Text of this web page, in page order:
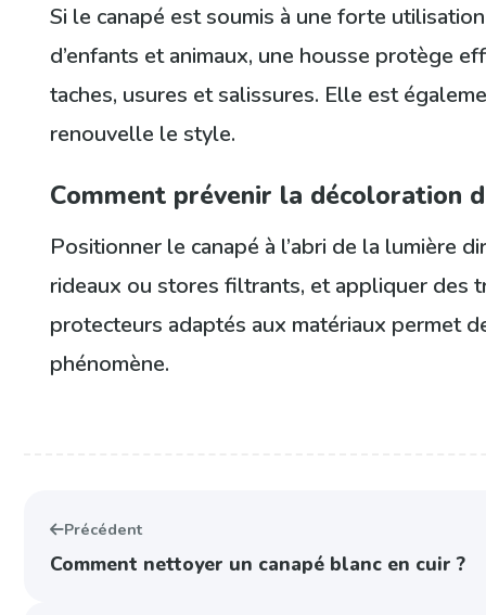
Si le canapé est soumis à une forte
d’enfants et animaux, une housse protège
taches, usures et salissures. Elle est
renouvelle le style.
Comment prévenir la décoloration
Positionner le canapé à l’abri de la lumière
rideaux ou stores filtrants, et appliquer des
protecteurs adaptés aux matériaux permet
phénomène.
Précédent
Comment nettoyer un canapé blanc en cuir ?